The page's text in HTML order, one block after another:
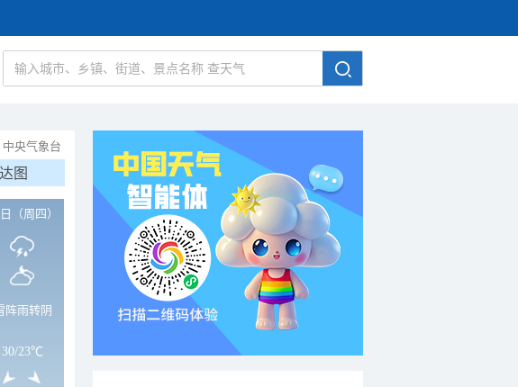
央气象台
图
（周四）
阵雨转阴
30/23℃